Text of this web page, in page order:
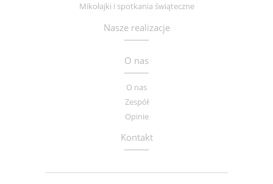
Mikołajki i spotkania świąteczne
Nasze realizacje
O nas
O nas
Zespół
Opinie
Kontakt